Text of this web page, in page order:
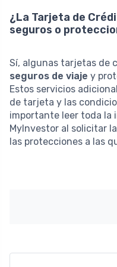
¿La Tarjeta de
seguros o
Sí, algunas tarjetas de
seguros de viaje y
Estos servicios
de tarjeta y las
importante leer toda la
MyInvestor al solicitar
las protecciones a las